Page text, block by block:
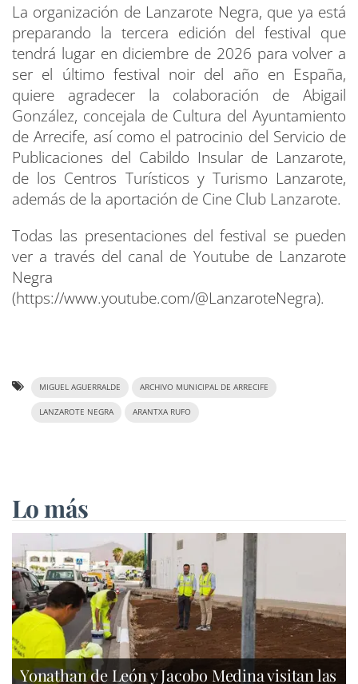
La organización de Lanzarote Negra, que ya está
preparando la tercera edición del festival que
tendrá lugar en diciembre de 2026 para volver a
ser el último festival noir del año en España,
quiere agradecer la colaboración de Abigail
González, concejala de Cultura del Ayuntamiento
de Arrecife, así como el patrocinio del Servicio de
Publicaciones del Cabildo Insular de Lanzarote,
de los Centros Turísticos y Turismo Lanzarote,
además de la aportación de Cine Club Lanzarote.
Todas las presentaciones del festival se pueden
ver a través del canal de Youtube de Lanzarote
Negra
(https://www.youtube.com/@LanzaroteNegra).
MIGUEL AGUERRALDE ARCHIVO MUNICIPAL DE ARRECIFE
LANZAROTE NEGRA ARANTXA RUFO
Lo más
Yonathan de León y Jacobo Medina visitan las